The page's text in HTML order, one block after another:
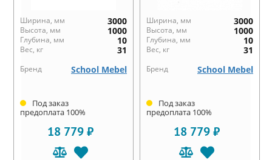
Ширина, мм 3000
Высота, мм 1000
Глубина, мм 10
Вес, кг 31
Бренд School Mebel
Под заказ
предоплата 100%
18 779 ₽
Ширина, мм 3000
Высота, мм 1000
Глубина, мм 10
Вес, кг 31
Бренд School Mebel
Под заказ
предоплата 100%
18 779 ₽